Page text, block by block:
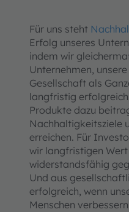
Für uns steht
Erfolg unseres
indem wir
Unternehmen,
Gesellschaft als
langfristig erfolgreich
Produkte dazu
Nachhaltigkeitsziele
erreichen. Für
wir langfristigen
widerstandsfähig
Und aus
erfolgreich, wenn
Menschen